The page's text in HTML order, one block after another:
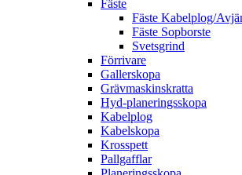
Fäste
Fäste Kabel­­plog/­
Fäste Sop­borste
Svets­grind
Förrivare
Galler­skopa
Gräv­maskins­kratta
Hyd­-planerings­skopa
Kabel­plog
Kabel­skopa
Kros­spett
Pallgafflar